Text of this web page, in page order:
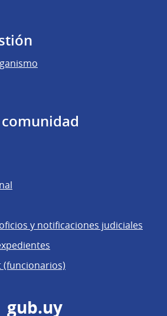
y notificaciones judiciales
(funcionarios)
gub.uy